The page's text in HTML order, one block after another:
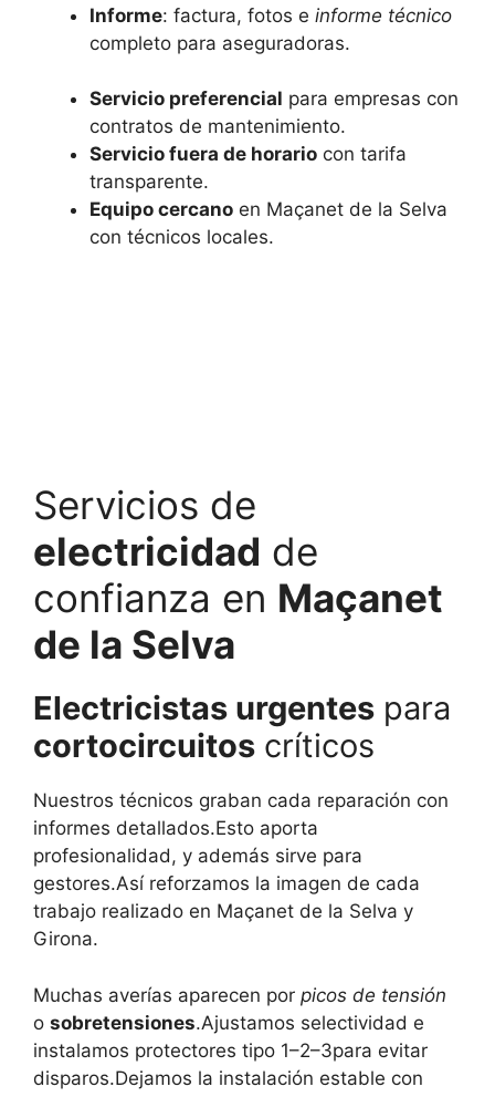
Informe: factura, fotos e informe técnico
completo para aseguradoras.
Servicio preferencial para empresas con
contratos de mantenimiento.
Servicio fuera de horario con tarifa
transparente.
Equipo cercano en Maçanet de la Selva
con técnicos locales.
Servicios de
electricidad de
confianza en Maçanet
de la Selva
Electricistas urgentes para
cortocircuitos críticos
Nuestros técnicos graban cada reparación con
informes detallados.Esto aporta
profesionalidad, y además sirve para
gestores.Así reforzamos la imagen de cada
trabajo realizado en Maçanet de la Selva y
Girona.
Muchas averías aparecen por picos de tensión
o sobretensiones.Ajustamos selectividad e
instalamos protectores tipo 1–2–3para evitar
disparos.Dejamos la instalación estable con